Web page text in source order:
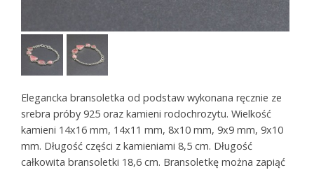
Elegancka bransoletka od podstaw wykonana ręcznie ze
srebra próby 925 oraz kamieni rodochrozytu. Wielkość
kamieni 14x16 mm, 14x11 mm, 8x10 mm, 9x9 mm, 9x10
mm. Długość części z kamieniami 8,5 cm. Długość
całkowita bransoletki 18,6 cm. Bransoletkę można zapiąć